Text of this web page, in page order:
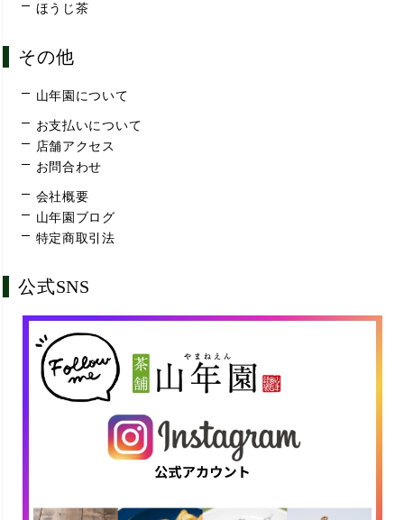
ほうじ茶
その他
山年園について
お支払いについて
店舗アクセス
お問合わせ
会社概要
山年園ブログ
特定商取引法
公式SNS